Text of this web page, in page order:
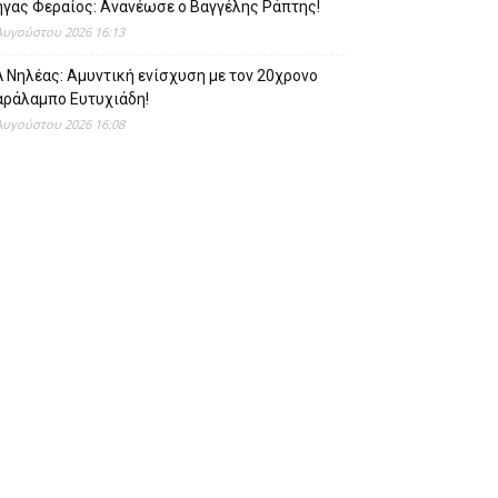
Φεραίος: Ανανέωσε ο Βαγγέλης Ράπτης!
2026 16:13
Νηλέας: Αμυντική ενίσχυση με τον 20χρονο
Ευτυχιάδη!
2026 16:08